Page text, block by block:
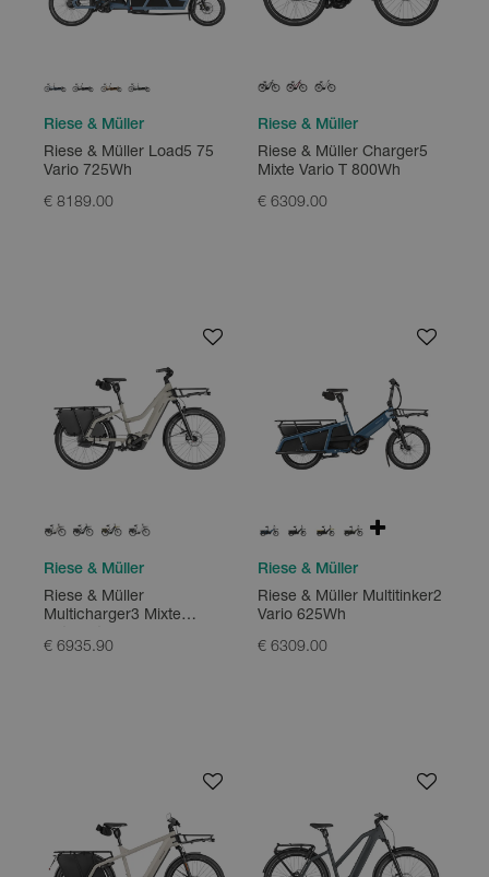
Riese & Müller
Riese & Müller Load5 75
Vario 725Wh
€ 8189.00
Riese & Müller
Riese & Müller Charger5
Mixte Vario T 800Wh
€ 6309.00
Riese & Müller
Riese & Müller
Multicharger3 Mixte
€ 6935.90
Riese & Müller
Riese & Müller Multitinker2
Vario 625Wh
€ 6309.00